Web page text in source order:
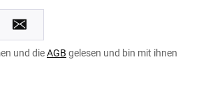
und dieAGB gelesen und bin mit ihnen